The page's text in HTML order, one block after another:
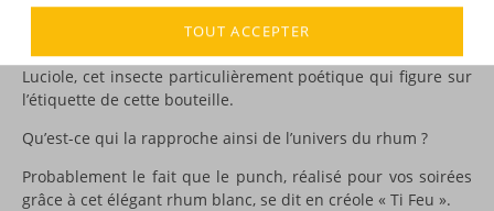
DESCRIPTION
Une «Bête à feu» n’est autre que le nom créole donné à la
Luciole, cet insecte particulièrement poétique qui figure sur
l’étiquette de cette bouteille.
Qu’est-ce qui la rapproche ainsi de l’univers du rhum ?
Probablement le fait que le punch, réalisé pour vos soirées
grâce à cet élégant rhum blanc, se dit en créole « Ti Feu ».
TOUT ACCEPTER